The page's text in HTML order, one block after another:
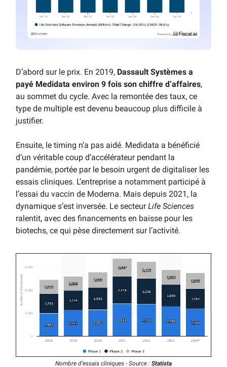
D’abord sur le prix. En 2019, Dassault Systèmes a
payé Medidata environ 9 fois son chiffre d’affaires,
au sommet du cycle. Avec la remontée des taux, ce
type de multiple est devenu beaucoup plus difficile à
justifier.
Ensuite, le timing n’a pas aidé. Medidata a bénéficié
d’un véritable coup d’accélérateur pendant la
pandémie, portée par le besoin urgent de digitaliser les
essais cliniques. L’entreprise a notamment participé à
l’essai du vaccin de Moderna. Mais depuis 2021, la
dynamique s’est inversée. Le secteurLife Sciences
ralentit, avec des financements en baisse pour les
biotechs, ce qui pèse directement sur l’activité.
Nombre d’essais cliniques - Source : Statista